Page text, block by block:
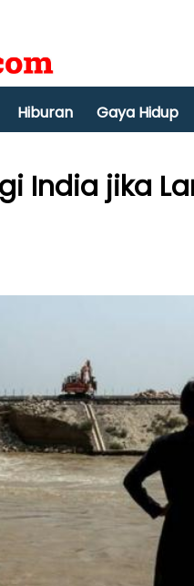
Hiburan Gaya Hidup
India jika